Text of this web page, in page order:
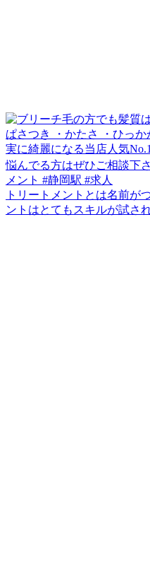
トリートメントとは名前が
ントはとてもスキルが試さ